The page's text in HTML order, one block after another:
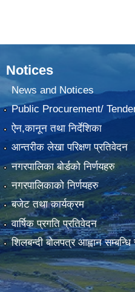
Notices
News and Notices
Public Procurement/
ऐन,कानून तथा निर्देशिका
आन्तरीक लेखा परिक्षण प्रतिवेदन
नगरपालिका बोर्डको निर्णयहरु
नगरपालिकाको निर्णयहरु
बजेट तथा कार्यक्रम
वार्षिक प्रगति प्रतिवेदन
शिलबन्दी बोलपत्र आह्वान